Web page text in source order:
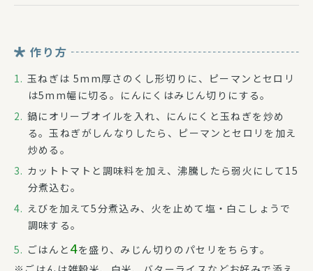
作り方
玉ねぎは 5mm厚さのくし形切りに、ピーマンとセロリ
は5mm幅に切る。にんにくはみじん切りにする。
鍋にオリーブオイルを入れ、にんにくと玉ねぎを炒め
る。玉ねぎがしんなりしたら、ピーマンとセロリを加え
炒める。
カットトマトと調味料を加え、沸騰したら弱火にして15
分煮込む。
えびを加えて5分煮込み、火を止めて塩・白こしょうで
調味する。
ごはんと 4を盛り、みじん切りのパセリをちらす。